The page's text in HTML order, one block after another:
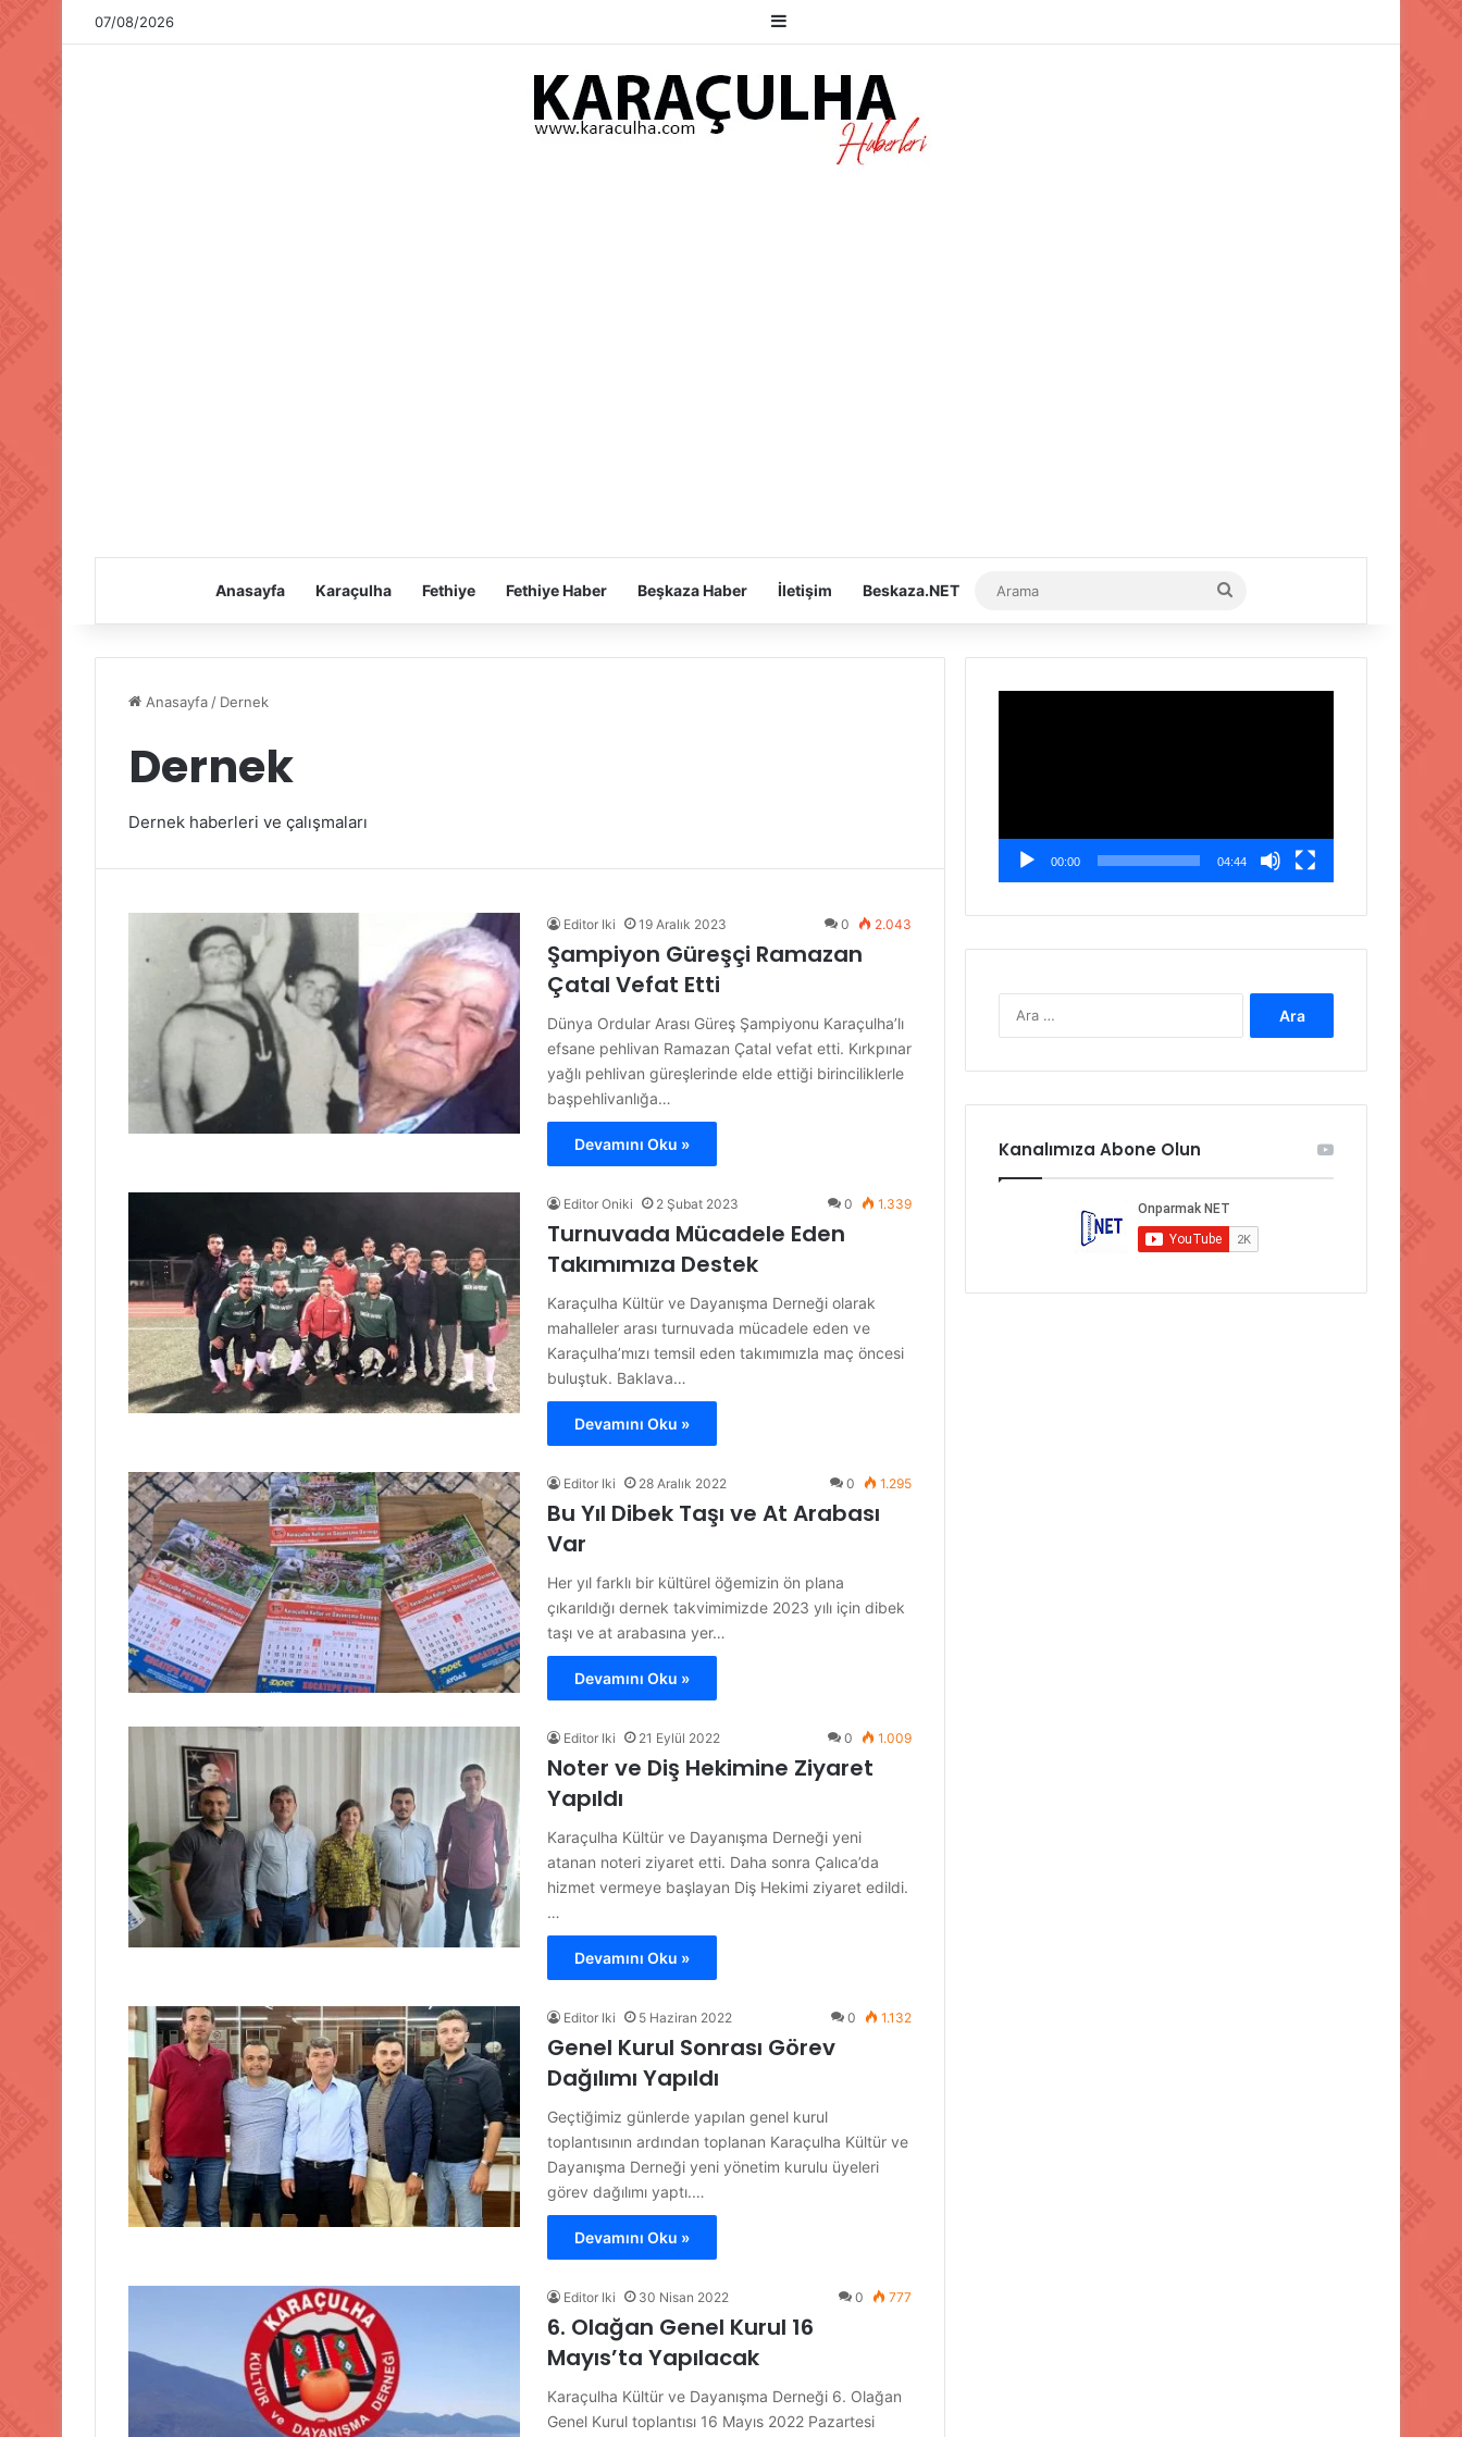
07/08/2026 Kenar Bölmesi
Anasayfa Karaçulha Fethiye Fethiye Haber Beşkaza Haber İletişim Beskaza.NET Arama
Anasayfa / Dernek
Dernek
Dernek haberleri ve çalışmaları
Editor Iki 19 Aralık 2023 0 2.043
Şampiyon Güreşçi Ramazan
Çatal Vefat Etti
Dünya Ordular Arası Güreş Şampiyonu Karaçulha’lı
efsane pehlivan Ramazan Çatal vefat etti. Kırkpınar
yağlı pehlivan güreşlerinde elde ettiği birinciliklerle
başpehlivanlığa…
Devamını Oku »
Editor Oniki 2 Şubat 2023 0 1.339
Turnuvada Mücadele Eden
Takımımıza Destek
Karaçulha Kültür ve Dayanışma Derneği olarak
mahalleler arası turnuvada mücadele eden ve
Karaçulha’mızı temsil eden takımımızla maç öncesi
buluştuk. Baklava…
Devamını Oku »
Editor Iki 28 Aralık 2022 0 1.295
Bu Yıl Dibek Taşı ve At Arabası
Var
Her yıl farklı bir kültürel öğemizin ön plana
çıkarıldığı dernek takvimimizde 2023 yılı için dibek
taşı ve at arabasına yer…
Devamını Oku »
Editor Iki 21 Eylül 2022 0 1.009
Noter ve Diş Hekimine Ziyaret
Yapıldı
Karaçulha Kültür ve Dayanışma Derneği yeni
atanan noteri ziyaret etti. Daha sonra Çalıca’da
hizmet vermeye başlayan Diş Hekimi ziyaret edildi.
…
Devamını Oku »
Editor Iki 5 Haziran 2022 0 1.132
Genel Kurul Sonrası Görev
Dağılımı Yapıldı
Geçtiğimiz günlerde yapılan genel kurul
toplantısının ardından toplanan Karaçulha Kültür ve
Dayanışma Derneği yeni yönetim kurulu üyeleri
görev dağılımı yaptı.…
Devamını Oku »
Editor Iki 30 Nisan 2022 0 777
6. Olağan Genel Kurul 16
Mayıs’ta Yapılacak
Karaçulha Kültür ve Dayanışma Derneği 6. Olağan
Genel Kurul toplantısı 16 Mayıs 2022 Pazartesi
00:00 04:44
Kanalımıza Abone Olun